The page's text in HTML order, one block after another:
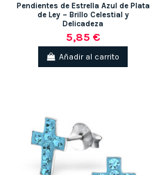
Pendientes de Estrella Azul de Plata
de Ley – Brillo Celestial y
Delicadeza
5,85 €
Añadir al carrito